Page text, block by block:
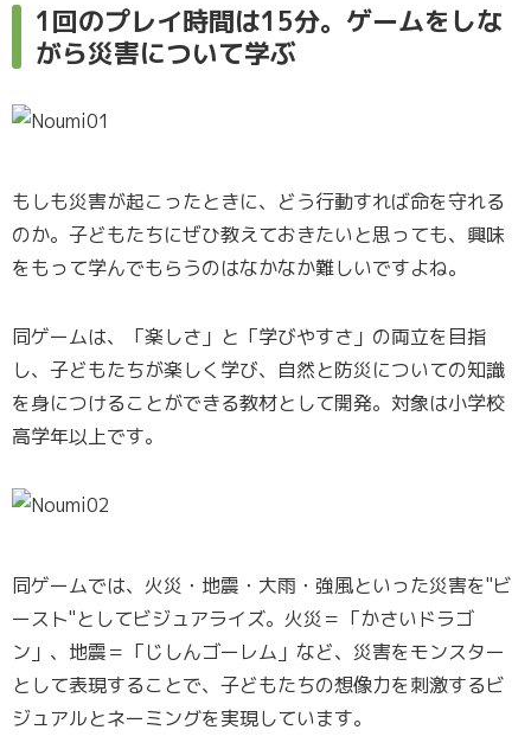
1回のプレイ時間は15分。ゲームをしな
がら災害について学ぶ
もしも災害が起こったときに、どう行動すれば命を守れる
のか。子どもたちにぜひ教えておきたいと思っても、興味
をもって学んでもらうのはなかなか難しいですよね。
同ゲームは、「楽しさ」と「学びやすさ」の両立を目指
し、子どもたちが楽しく学び、自然と防災についての知識
を身につけることができる教材として開発。対象は小学校
高学年以上です。
同ゲームでは、火災・地震・大雨・強風といった災害を"ビ
ースト"としてビジュアライズ。火災＝「かさいドラゴ
ン」、地震＝「じしんゴーレム」など、災害をモンスター
として表現することで、子どもたちの想像力を刺激するビ
ジュアルとネーミングを実現しています。